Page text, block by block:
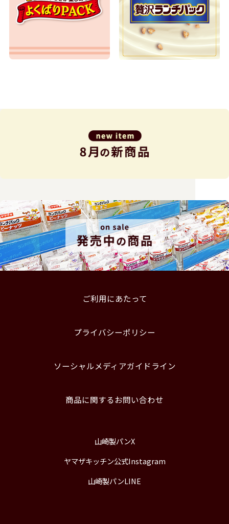
ご利用にあたって
プライバシーポリシー
ソーシャルメディアガイドライン
商品に関するお問い合わせ
山崎製パンX
ヤマザキッチン公式Instagram
山崎製パンLINE